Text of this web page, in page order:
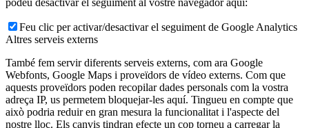
Feu clic per activar/desactivar el seguiment de Google Analytics
Altres serveis externs
També fem servir diferents serveis externs, com ara Google
Webfonts, Google Maps i proveïdors de vídeo externs. Com que
aquests proveïdors poden recopilar dades personals com la vostra
adreça IP, us permetem bloquejar-les aquí. Tingueu en compte que
això podria reduir en gran mesura la funcionalitat i l'aspecte del
nostre lloc. Els canvis tindran efecte un cop torneu a carregar la